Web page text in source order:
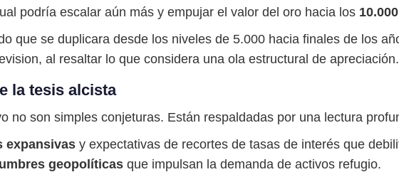
podría escalar aún más y empujar el valor del oro hacia los
que se duplicara desde los niveles de 5.000 hacia finales de los
al resaltar lo que considera una ola estructural de apreciación.
la tesis alcista
no son simples conjeturas. Están respaldadas por una lectura
expansivas y expectativas de recortes de tasas de interés que
geopolíticas que impulsan la demanda de activos refugio.